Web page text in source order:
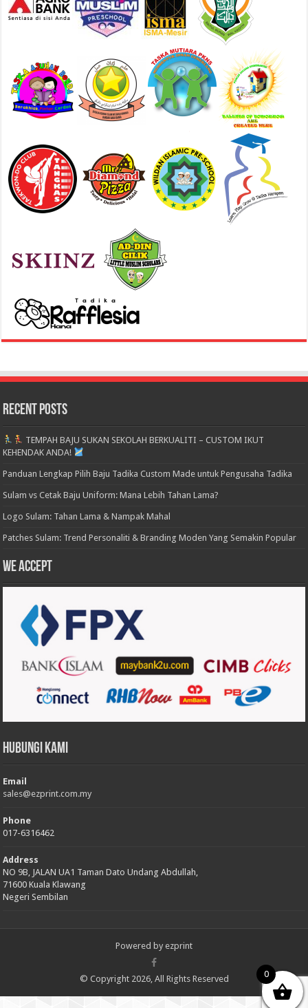
Recent Posts
TEMPAH BAJU SUKAN SEKOLAH BERKUALITI – CUSTOM IKUT
KEHENDAK ANDA!
Panduan Lengkap Pilih Baju Tadika Custom Made untuk Pengusaha Tadika
Sulam vs Cetak Baju Uniform: Mana Lebih Tahan Lama?
Logo Sulam: Tahan Lama & Nampak Mahal
Patches Sulam: Trend Personaliti & Branding Moden Yang Semakin Popular
We accept
Hubungi Kami
Email
sales@ezprint.com.my
Phone
017-6316462
Address
NO 9B, JALAN UA1 Taman Dato Undang Abdullah,
71600 Kuala Klawang
Negeri Sembilan
Powered by ezprint
© Copyright 2026, All Rights Reserved 0